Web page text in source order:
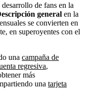
de fans en la
general en la
se convierten en
en superoyentes con el
una campaña de
regresiva,
más
una tarjeta